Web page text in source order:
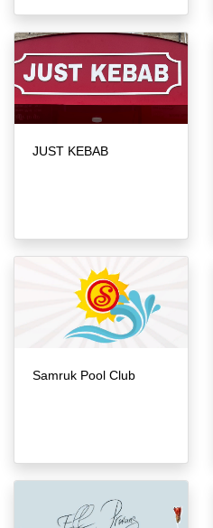
JUST KEBAB
Samruk Pool Club